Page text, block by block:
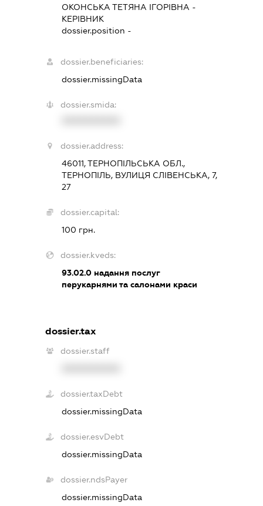
ОКОНСЬКА ТЕТЯНА ІГОРІВНА -
КЕРІВНИК
dossier.position -
dossier.beneficiaries:
dossier.missingData
dossier.smida:
dossier.address:
46011, ТЕРНОПІЛЬСЬКА ОБЛ.,
ТЕРНОПІЛЬ, ВУЛИЦЯ СЛІВЕНСЬКА, 7,
27
dossier.capital:
100 грн.
dossier.kveds:
93.02.0 надання послуг
перукарнями та салонами краси
dossier.tax
dossier.staff
dossier.taxDebt
dossier.missingData
dossier.esvDebt
dossier.missingData
dossier.ndsPayer
dossier.missingData